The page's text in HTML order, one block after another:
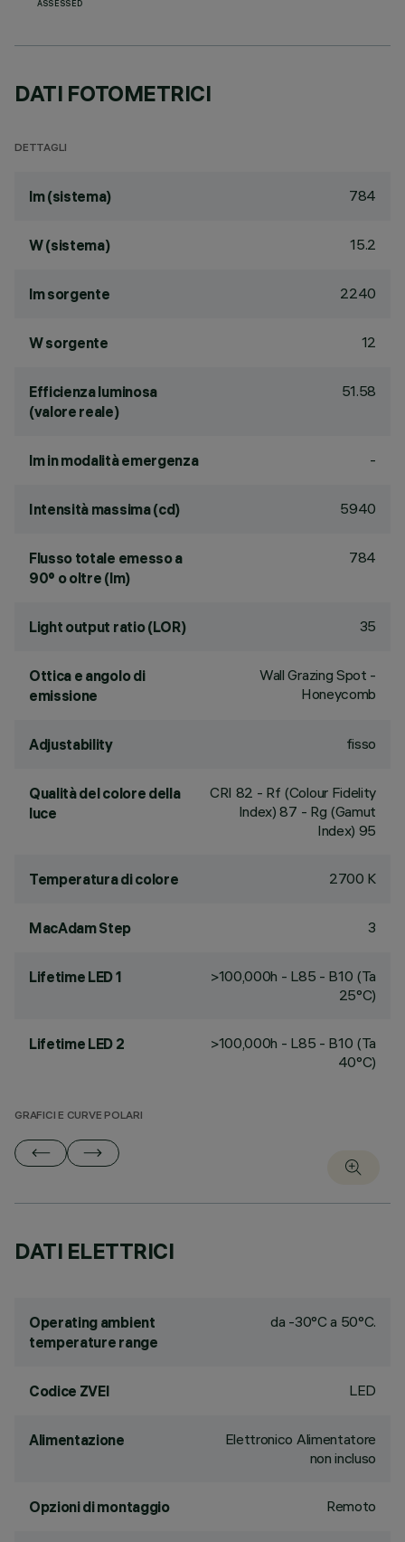
ASSESSED
DATI FOTOMETRICI
DETTAGLI
lm (sistema) 784
W (sistema) 15.2
lm sorgente 2240
W sorgente 12
Efficienza luminosa
(valore reale)
51.58
lm in modalità emergenza -
Intensità massima (cd) 5940
Flusso totale emesso a
90° o oltre (lm)
784
Light output ratio (LOR) 35
Ottica e angolo di
emissione
Wall Grazing Spot -
Honeycomb
Adjustability fisso
Qualità del colore della
luce
CRI 82 - Rf (Colour Fidelity
Index) 87 - Rg (Gamut
Index) 95
Temperatura di colore 2700 K
MacAdam Step 3
Lifetime LED 1
>100,000h - L85 - B10 (Ta
25°C)
Lifetime LED 2
>100,000h - L85 - B10 (Ta
40°C)
GRAFICI E CURVE POLARI
DATI ELETTRICI
Operating ambient
temperature range
da -30°C a 50°C.
Codice ZVEI LED
Alimentazione
Elettronico Alimentatore
non incluso
Opzioni di montaggio Remoto